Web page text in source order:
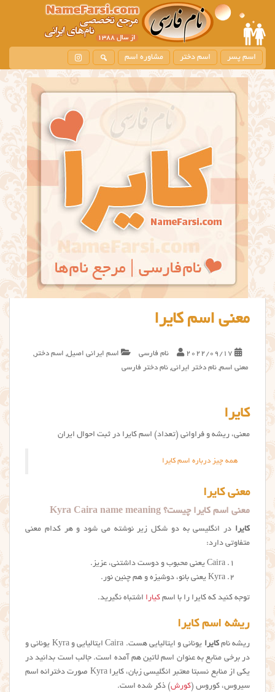
m
i
c
n
t
اسم پسر اسم دختر مشاوره اسم
معنی اسم کایرا
2022/09/17 نام فارسی اسم ایرانی اصیل, اسم دختر ,
معنی اسم, نام دختر ایرانی, نام دختر فارسی
کایرا
معنی، ریشه و فراوانی (تعداد) اسم کایرا در ثبت احوال ایران
همه چیز درباره اسم کایرا
معنی کایرا
معنی اسم کایرا چیست؟ Kyra Caira name meaning
کایرا در انگلیسی به دو شکل زیر نوشته می شود و هر کدام معنی
متفاوتی دارد:
Caira یعنی محبوب و دوست داشتنی، عزیز.
Kyra یعنی بانو، دوشیزه و هم چنین نور.
توجه کنید که کایرا را با اسم کیارا اشتباه نگیرید.
ریشه اسم کایرا
ریشه نامکایرا
یونانی و ایتالیایی هست. Caira ایتالیایی و Kyra یونانی و
در برخی منابع به عنوان اسم لاتین هم آمده است. جالب است بدانید در
یکی از منابع نسبتا معتبر انگلیسی زبان، كايرا Kyra صورت دخترانه اسم
سیروس، کوروس (کورش) ذکر شده است.